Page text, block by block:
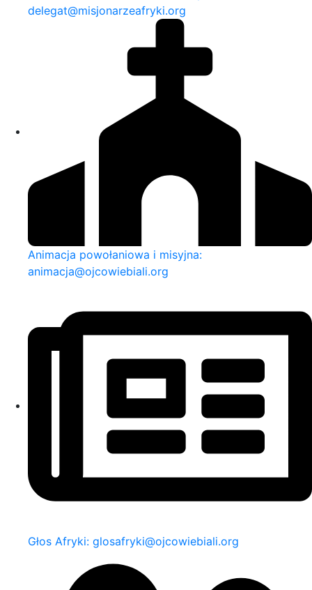
delegat@misjonarzeafryki.org
Animacja powołaniowa i misyjna:
animacja@ojcowiebiali.org
Głos Afryki: glosafryki@ojcowiebiali.org